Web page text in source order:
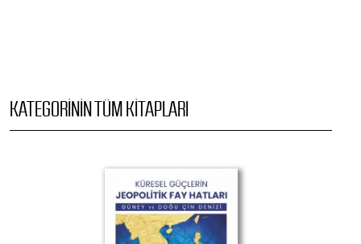
KATEGORININ TÜM KITAPLARI